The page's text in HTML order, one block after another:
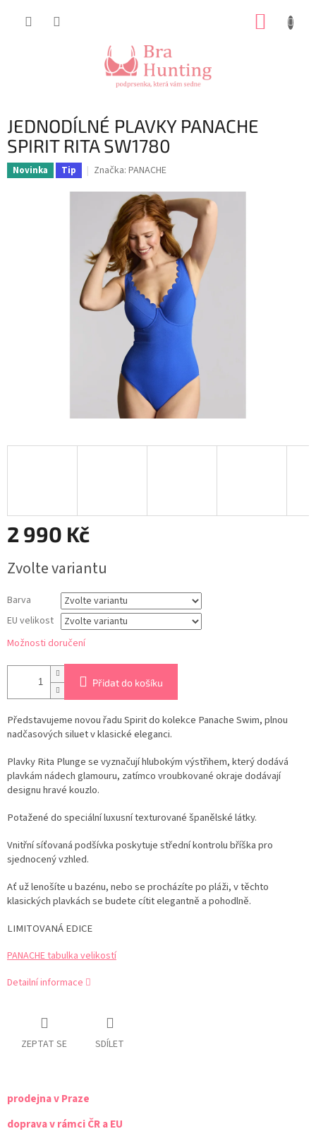
JEDNODÍLNÉ PLAVKY PANACHE
SPIRIT RITA SW1780
Novinka Tip Značka: PANACHE
2 990 Kč
cena:
Zvolte variantu
Barva
EU velikost
Možnosti doručení
Přidat do košíku
Představujeme novou řadu Spirit do kolekce Panache Swim, plnou
nadčasových siluet v klasické eleganci.
Plavky Rita Plunge se vyznačují hlubokým výstřihem, který dodává
plavkám nádech glamouru, zatímco vroubkované okraje dodávají
designu hravé kouzlo.
Potažené do speciální luxusní texturované španělské látky.
Vnitřní síťovaná podšívka poskytuje střední kontrolu bříška pro
sjednocený vzhled.
Ať už lenošíte u bazénu, nebo se procházíte po pláži, v těchto
klasických plavkách se budete cítit elegantně a pohodlně.
LIMITOVANÁ EDICE
PANACHE tabulka velikostí
Detailní informace
ZEPTAT SE SDÍLET
prodejna v Praze
doprava v rámci ČR a EU